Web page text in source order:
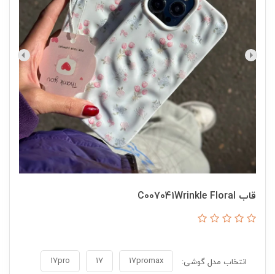
قاب C007041Wrinkle Floral
انتخاب مدل گوشی: 17promax
17
17pro